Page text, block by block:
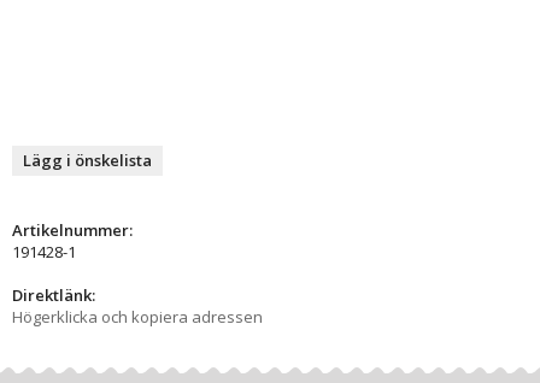
Lägg i önskelista
Artikelnummer:
191428-1
Direktlänk:
Högerklicka och kopiera adressen